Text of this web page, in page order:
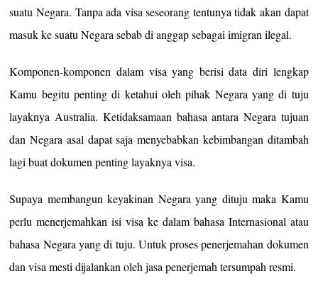
suatu Negara. Tanpa ada visa seseorang tentunya tidak akan dapat
masuk ke suatu Negara sebab di anggap sebagai imigran ilegal.
Komponen-komponen dalam visa yang berisi data diri lengkap
Kamu begitu penting di ketahui oleh pihak Negara yang di tuju
layaknya Australia. Ketidaksamaan bahasa antara Negara tujuan
dan Negara asal dapat saja menyebabkan kebimbangan ditambah
lagi buat dokumen penting layaknya visa.
Supaya membangun keyakinan Negara yang dituju maka Kamu
perlu menerjemahkan isi visa ke dalam bahasa Internasional atau
bahasa Negara yang di tuju. Untuk proses penerjemahan dokumen
dan visa mesti dijalankan oleh jasa penerjemah tersumpah resmi.